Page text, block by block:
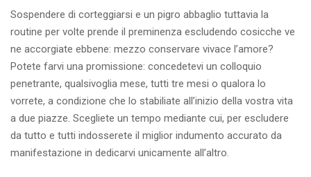
Sospendere di corteggiarsi e un pigro abbaglio tuttavia la
routine per volte prende il preminenza escludendo cosicche ve
ne accorgiate ebbene: mezzo conservare vivace l’amore?
Potete farvi una promissione: concedetevi un colloquio
penetrante, qualsivoglia mese, tutti tre mesi o qualora lo
vorrete, a condizione che lo stabiliate all’inizio della vostra vita
a due piazze. Scegliete un tempo mediante cui, per escludere
da tutto e tutti indosserete il miglior indumento accurato da
manifestazione in dedicarvi unicamente all’altro.